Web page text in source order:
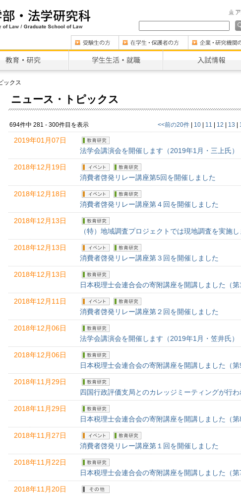
ックス
ニュース・トピックス
694件中 281 - 300件目を表示 <<前の20件| 10| 11 12 13
2019年01月07日
法学会講演会を開催します（2019年1月・三上氏）
2018年12月19日
消費者啓発リレー講座第5回を開催しました
2018年12月18日
消費者啓発リレー講座第４回を開催しました
2018年12月13日
（特）地域調査プロジェクトでは現地調査を実施
2018年12月13日
消費者啓発リレー講座第３回を開催しました
2018年12月13日
日本税理士会連合会の寄附講座を開講しました（
2018年12月11日
消費者啓発リレー講座第２回を開催しました
2018年12月06日
法学会講演会を開催します（2019年1月・笠井氏）
2018年12月06日
日本税理士会連合会の寄附講座を開講しました（第
2018年11月29日
四国行政評価支局とのカレッジミーティングが行
2018年11月29日
日本税理士会連合会の寄附講座を開講しました（第
2018年11月27日
消費者啓発リレー講座第１回を開催しました
2018年11月22日
日本税理士会連合会の寄附講座を開講しました（第
2018年11月20日